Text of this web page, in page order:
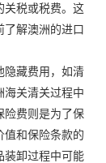
关税或税费。这
了解澳洲的进口
隐藏费用，如清
海关清关过程中
险费则是为了保
值和保险条款的
装卸过程中可能